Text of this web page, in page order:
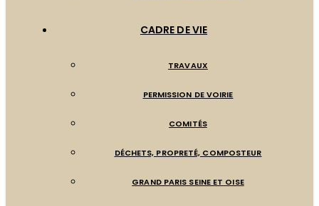
CADRE DE VIE
TRAVAUX
PERMISSION DE VOIRIE
COMITÉS
DÉCHETS, PROPRETÉ, COMPOSTEUR
GRAND PARIS SEINE ET OISE